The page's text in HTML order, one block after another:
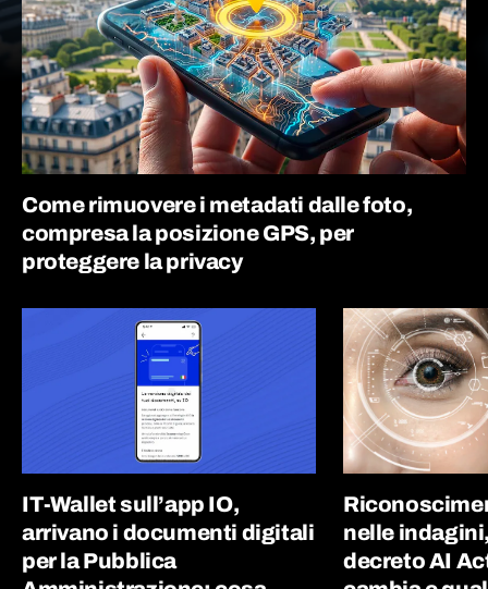
Come rimuovere i metadati dalle foto,
compresa la posizione GPS, per
proteggere la privacy
IT-Wallet sull’app IO,
arrivano i documenti digitali
per la Pubblica
nelle
decreto AI